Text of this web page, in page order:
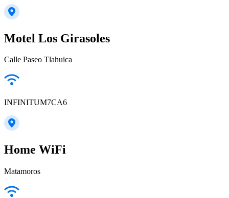
Motel Los Girasoles
Calle Paseo Tlahuica
INFINITUM7CA6
Home WiFi
Matamoros